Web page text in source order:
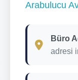
Arabulucu
Büro
adresi